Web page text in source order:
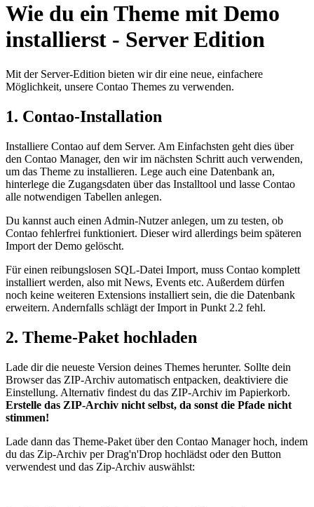
Wie du ein Theme mit Demo
installierst - Server Edition
Mit der Server-Edition bieten wir dir eine neue, einfachere
Möglichkeit, unsere Contao Themes zu verwenden.
1. Contao-Installation
Installiere Contao auf dem Server. Am Einfachsten geht dies über
den Contao Manager, den wir im nächsten Schritt auch verwenden,
um das Theme zu installieren. Lege auch eine Datenbank an,
hinterlege die Zugangsdaten über das Installtool und lasse Contao
alle notwendigen Tabellen anlegen.
Du kannst auch einen Admin-Nutzer anlegen, um zu testen, ob
Contao fehlerfrei funktioniert. Dieser wird allerdings beim späteren
Import der Demo gelöscht.
Für einen reibungslosen SQL-Datei Import, muss Contao komplett
installiert werden, also mit News, Events etc. Außerdem dürfen
noch keine weiteren Extensions installiert sein, die die Datenbank
erweitern. Andernfalls schlägt der Import in Punkt 2.2 fehl.
2. Theme-Paket hochladen
Lade dir die neueste Version deines Themes herunter. Sollte dein
Browser das ZIP-Archiv automatisch entpacken, deaktiviere die
Einstellung. Alternativ findest du das ZIP-Archiv im Papierkorb.
Erstelle das ZIP-Archiv nicht selbst, da sonst die Pfade nicht
stimmen!
Lade dann das Theme-Paket über den Contao Manager hoch, indem
du das Zip-Archiv per Drag'n'Drop hochlädst oder den Button
verwendest und das Zip-Archiv auswählst: